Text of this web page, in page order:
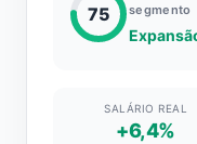
75
segmento
SALÁRIO REAL
+6,4%